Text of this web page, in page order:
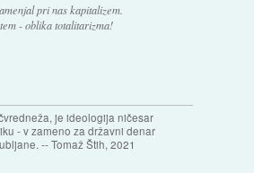
pri nas kapitalizem.
- oblika totalitarizma!
je ideologija ničesar
- v zameno za državni denar
-- Tomaž Štih, 2021